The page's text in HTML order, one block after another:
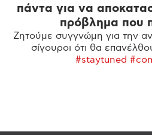
πάντα για να
πρόβλημα που
Ζητούμε συγγνώμη για την
σίγουροι ότι θα
#staytuned